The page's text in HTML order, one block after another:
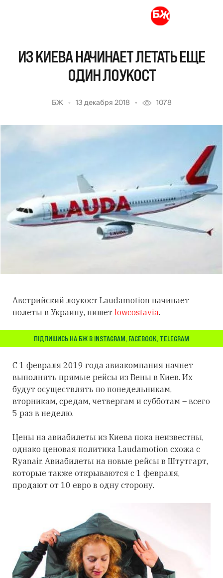
ИЗ КИЕВА НАЧИНАЕТ ЛЕТАТЬ ЕЩЕ
ОДИН ЛОУКОСТ
БЖ 13 декабря 2018 1078
Австрийский лоукост Laudamotion начинает
полеты в Украину, пишет lowcostavia.
ПІДПИШИСЬ НА БЖ В INSTAGRAM, FACEBOOK, TELEGRAM
С 1 февраля 2019 года авиакомпания начнет
выполнять прямые рейсы из Вены в Киев. Их
будут осуществлять по понедельникам,
вторникам, средам, четвергам и субботам – всего
5 раз в неделю.
Цены на авиабилеты из Киева пока неизвестны,
однако ценовая политика Laudamotion схожа с
Ryanair. Авиабилеты на новые рейсы в Штутгарт,
которые также открываются с 1 февраля,
продают от 10 евро в одну сторону.